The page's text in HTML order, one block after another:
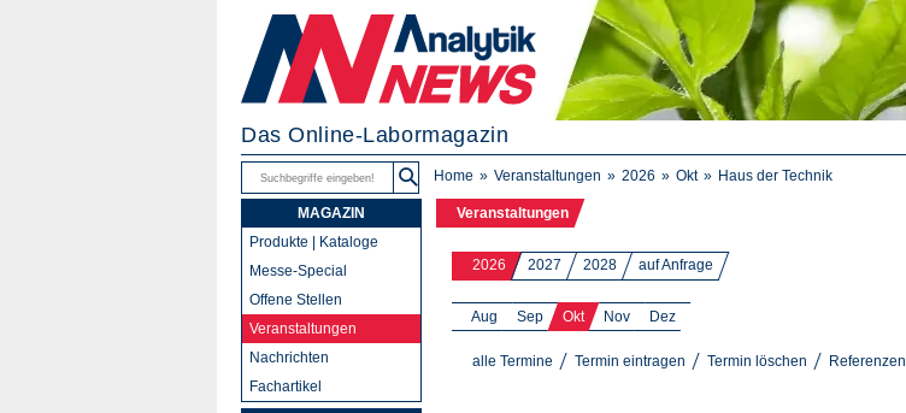
Das Online-Labormagazin
Home Veranstaltungen 2026 Okt Haus der Technik
Veranstaltungen
2026 2027 2028 auf Anfrage
Aug Sep Okt Nov Dez
alle Termine Termin eintragen Termin löschen Referenzen
MAGAZIN
Produkte | Kataloge
Messe-Special
Offene Stellen
Veranstaltungen
Nachrichten
Fachartikel